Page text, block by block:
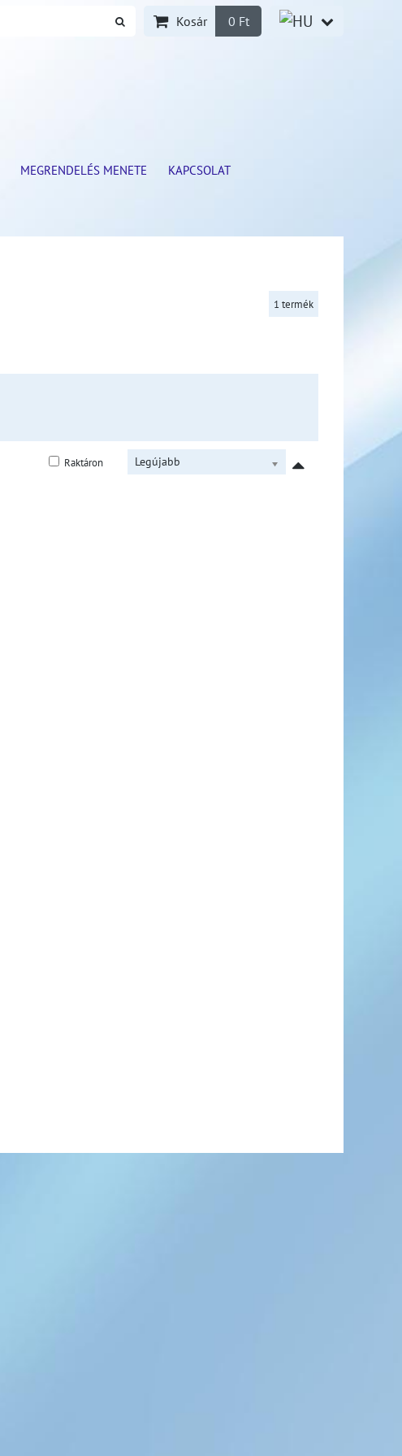
Kosár 0 Ft
MEGRENDELÉS MENETE KAPCSOLAT
1 termék
Legújabb
Raktáron